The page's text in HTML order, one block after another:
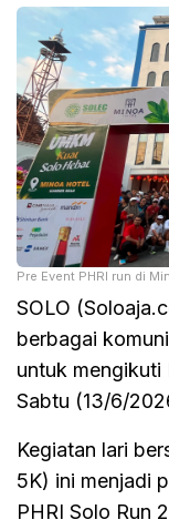
Pre Event PHRI run di
SOLO
berbagai
untuk mengikuti
Sabtu (13/6/
Kegiatan lari
5K) ini menjadi
PHRI Solo Run